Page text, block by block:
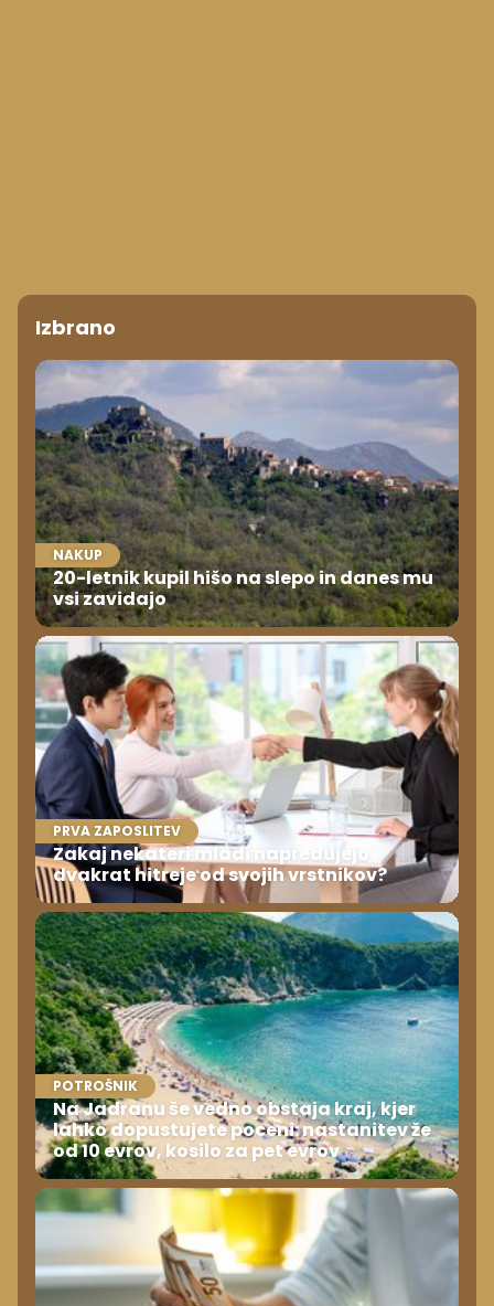
Izbrano
NAKUP
20-letnik kupil hišo na slepo in danes mu
vsi zavidajo
PRVA ZAPOSLITEV
Zakaj nekateri mladi napredujejo
dvakrat hitreje od svojih vrstnikov?
POTROŠNIK
Na Jadranu še vedno obstaja kraj, kjer
lahko dopustujete poceni: nastanitev že
od 10 evrov, kosilo za pet evrov